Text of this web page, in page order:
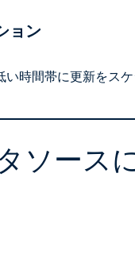
ョン
時間帯に更新をス
ソース